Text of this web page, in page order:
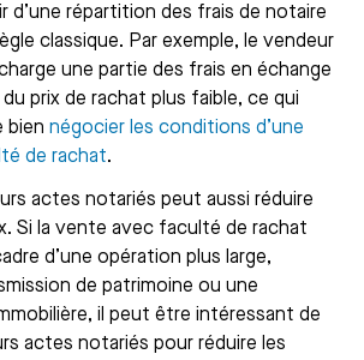
d’une répartition des frais de notaire
classique. Par exemple, le vendeur
une partie des frais en échange
prix de rachat plus faible, ce qui
bien négocier les conditions d’une
de rachat.
actes notariés peut aussi réduire
Si la vente avec faculté de rachat
d’une opération plus large,
de patrimoine ou une
il peut être intéressant de
actes notariés pour réduire les